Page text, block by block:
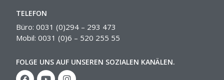
TELEFON
Büro: 0031 (0)294 – 293 473
Mobil: 0031 (0)6 – 520 255 55
FOLGE UNS AUF UNSEREN SOZIALEN KANÄLEN.